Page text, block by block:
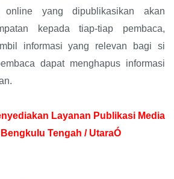
online yang dipublikasikan akan
kepada tiap-tiap pembaca,
informasi yang relevan bagi si
dapat menghapus informasi
Layanan Publikasi Media
Tengah / UtaraÓ